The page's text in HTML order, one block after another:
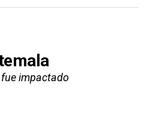
impactado